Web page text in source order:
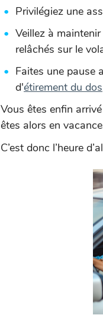
Privilégiez une
Veillez à
relâchés sur le
Faites une pause
d'étirement du dos
Vous êtes enfin
êtes alors en
C’est donc l’heure